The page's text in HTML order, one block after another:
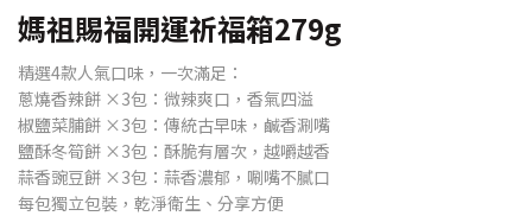
媽祖賜福開運祈福箱279g
精選4款人氣口味，一次滿足：
蔥燒香辣餅 ×3包：微辣爽口，香氣四溢
椒鹽菜脯餅 ×3包：傳統古早味，鹹香涮嘴
鹽酥冬筍餅 ×3包：酥脆有層次，越嚼越香
蒜香豌豆餅 ×3包：蒜香濃郁，唰嘴不膩口
每包獨立包裝，乾淨衛生、分享方便